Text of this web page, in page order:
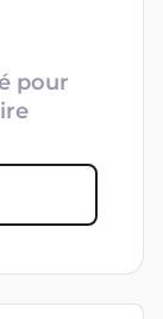
pour